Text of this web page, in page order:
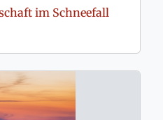
im Schneefall